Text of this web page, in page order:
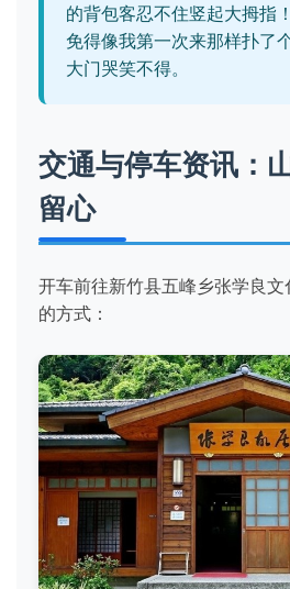
的背包客忍不住竖起大拇指
免得像我第一次来那样扑了
大门哭笑不得。
交通与停车资讯：
留心
开车前往新竹县五峰乡张学良
的方式：